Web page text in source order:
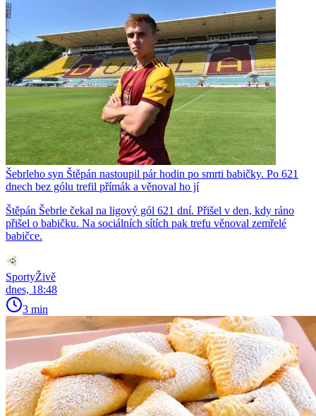
Šebrleho syn Štěpán nastoupil pár hodin po smrti babičky. Po 621
dnech bez gólu trefil přímák a věnoval ho jí
Štěpán Šebrle čekal na ligový gól 621 dní. Přišel v den, kdy ráno
přišel o babičku. Na sociálních sítích pak trefu věnoval zemřelé
babičce.
SportyŽivě
dnes, 18:48
3 min